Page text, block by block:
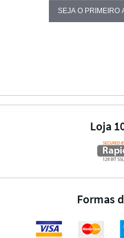
SEJA O PRIMEIRO